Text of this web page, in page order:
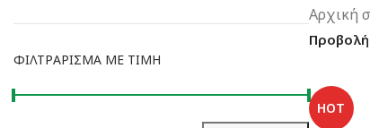
ΦΙΛΤΡΆΡΙΣΜΑ ΜΕ ΤΙΜΉ
Αρχική
Προβολή
HOT